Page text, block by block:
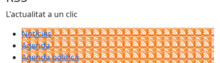
L'actualitat a un clic
Notícies
Agenda
Agenda política